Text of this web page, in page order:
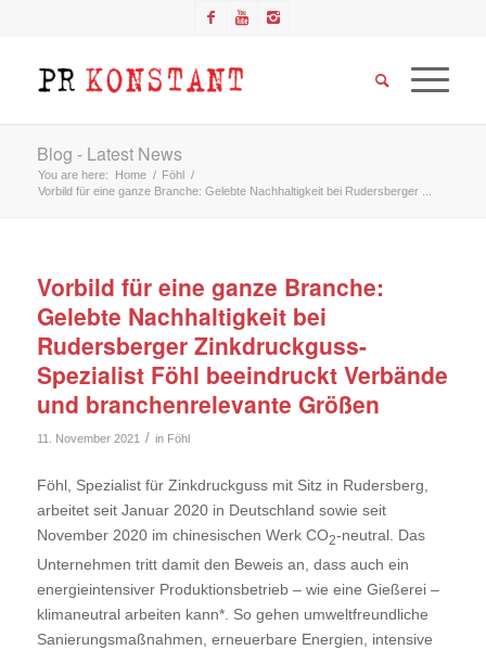
Blog - Latest News
You are here: Home / Föhl /
Vorbild für eine ganze Branche: Gelebte Nachhaltigkeit bei Rudersberger ...
Vorbild für eine ganze Branche:
Gelebte Nachhaltigkeit bei
Rudersberger Zinkdruckguss-
Spezialist Föhl beeindruckt Verbände
und branchenrelevante Größen
11. November 2021 / in Föhl
Föhl, Spezialist für Zinkdruckguss mit Sitz in Rudersberg,
arbeitet seit Januar 2020 in Deutschland sowie seit
November 2020 im chinesischen Werk CO2-neutral. Das
Unternehmen tritt damit den Beweis an, dass auch ein
energieintensiver Produktionsbetrieb – wie eine Gießerei –
klimaneutral arbeiten kann*. So gehen umweltfreundliche
Sanierungsmaßnahmen, erneuerbare Energien, intensive